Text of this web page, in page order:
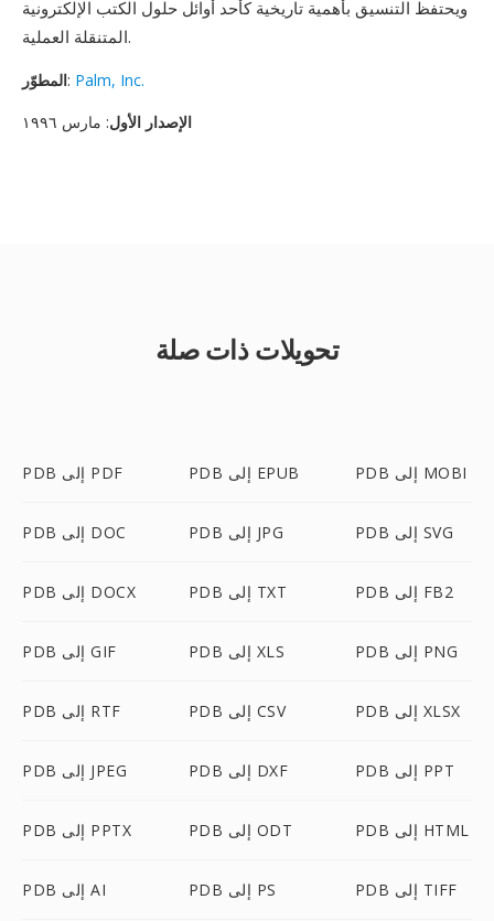
ويحتفظ التنسيق بأهمية تاريخية كأحد أوائل حلول الكتب الإلكترونية
المتنقلة العملية.
المطوّر: Palm, Inc.
الإصدار الأول: مارس ١٩٩٦
تحويلات ذات صلة
PDB إلى PDF PDB إلى EPUB PDB إلى MOBI
PDB إلى DOC PDB إلى JPG PDB إلى SVG
PDB إلى DOCX PDB إلى TXT PDB إلى FB2
PDB إلى GIF PDB إلى XLS PDB إلى PNG
PDB إلى RTF PDB إلى CSV PDB إلى XLSX
PDB إلى JPEG PDB إلى DXF PDB إلى PPT
PDB إلى PPTX PDB إلى ODT PDB إلى HTML
PDB إلى AI PDB إلى PS PDB إلى TIFF